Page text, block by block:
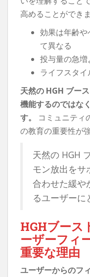
高めることができま
効果は年齢
て異なる
投与量の急
ライフスタ
天然の HGH ブー
機能するのではな
す。
コミュニティ
の教育の重要性が
天然の HGH
モン放出をサ
合わせた緩や
るユーザーに
HGHブース
ーザーフィ
重要な理由
ユーザーからのフ